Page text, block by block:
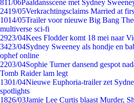
811/06Paaldansscene met Sydney
2419/05Verkrachtingsclaims Married at
1014/05Trailer voor nieuwe Big Bang
multiverse sci-fi
2923/04Kees Flodder komt 18 mei naar
3423/04Sydney Sweeney als hondje en
ophef online
2203/04Sophie Turner dansend gespot
Tomb Raider lam legt
1301/04Nieuwe Euphoria-trailer zet
spotlights
1826/03Jamie Lee Curtis blaast Murder,